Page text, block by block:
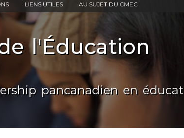
LIENS UTILES AU SUJET DU CMEC
l'Éducation
pancanadien en